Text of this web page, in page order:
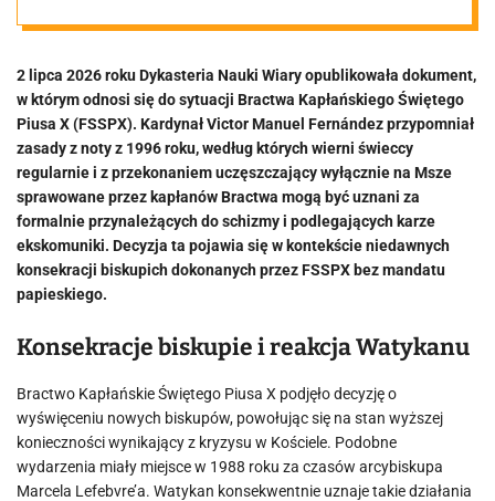
Watykan
opublikował
specjalny
dokument. Jest
mowa o
wiernych
2 lipca 2026 roku Dykasteria Nauki Wiary opublikowała dokument,
w którym odnosi się do sytuacji Bractwa Kapłańskiego Świętego
Piusa X (FSSPX). Kardynał Victor Manuel Fernández przypomniał
zasady z noty z 1996 roku, według których wierni świeccy
regularnie i z przekonaniem uczęszczający wyłącznie na Msze
sprawowane przez kapłanów Bractwa mogą być uznani za
formalnie przynależących do schizmy i podlegających karze
ekskomuniki. Decyzja ta pojawia się w kontekście niedawnych
konsekracji biskupich dokonanych przez FSSPX bez mandatu
papieskiego.
Konsekracje biskupie i reakcja Watykanu
Bractwo Kapłańskie Świętego Piusa X podjęło decyzję o
wyświęceniu nowych biskupów, powołując się na stan wyższej
konieczności wynikający z kryzysu w Kościele. Podobne
wydarzenia miały miejsce w 1988 roku za czasów arcybiskupa
Marcela Lefebvre’a. Watykan konsekwentnie uznaje takie działania